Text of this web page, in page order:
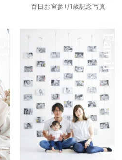
百日お宮参り1歳記念写真
Family